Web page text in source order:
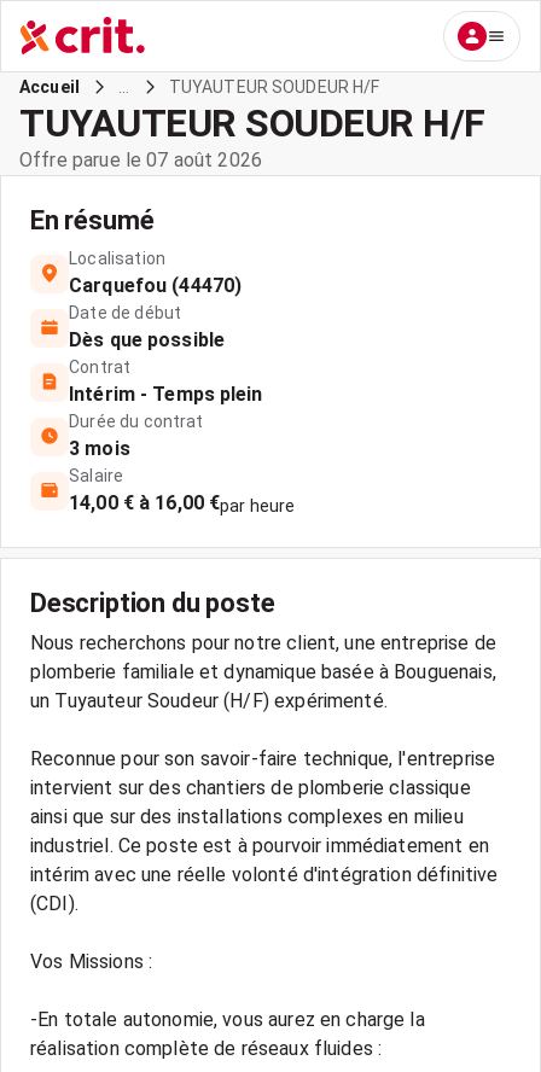
Accueil TUYAUTEUR SOUDEUR H/F
TUYAUTEUR SOUDEUR H/F
Offre parue le 07 août 2026
En résumé
Localisation
Carquefou (44470)
Date de début
Dès que possible
Contrat
Intérim - Temps plein
Durée du contrat
3 mois
Salaire
14,00 € à 16,00 €par heure
Description du poste
Nous recherchons pour notre client, une entreprise de
plomberie familiale et dynamique basée à Bouguenais,
un Tuyauteur Soudeur (H/F) expérimenté.
Reconnue pour son savoir-faire technique, l'entreprise
intervient sur des chantiers de plomberie classique
ainsi que sur des installations complexes en milieu
industriel. Ce poste est à pourvoir immédiatement en
intérim avec une réelle volonté d'intégration définitive
(CDI).
Vos Missions :
-En totale autonomie, vous aurez en charge la
réalisation complète de réseaux fluides :